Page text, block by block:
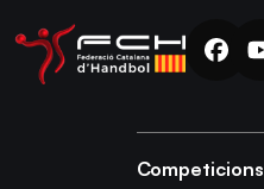
Competicions